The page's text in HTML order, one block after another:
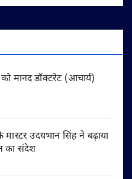
मानद डॉक्टरेट (आचार्य)
उदयभान सिंह ने बढ़ाया
का संदेश